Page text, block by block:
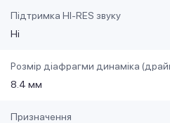
Підтримка HI-RES звуку
Ні
Розмір діафрагми динаміка
8.4 мм
Призначення